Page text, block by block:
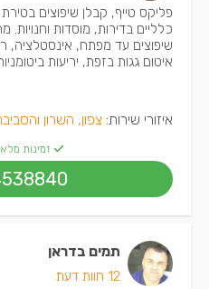
פליקס טייף, קבלן שיפוצים
כלליים בדירות, מוסדות
שיפוצים עד מפתח, אינסטלציה,
איטום גגות בזפת, יריעות
איזורי שירות: צפון, השרון
זמינות
תמים בדראן
12 חוות דעת